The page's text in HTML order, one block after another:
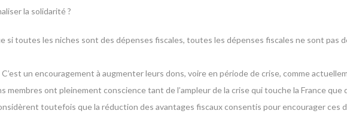
la solidarité ?
si toutes les niches sont des dépenses fiscales, toutes les dépenses fiscales ne sont pas
C’est un encouragement à augmenter leurs dons, voire en période de crise, comme
membres ont pleinement conscience tant de l’ampleur de la crise qui touche la France que
toutefois que la réduction des avantages fiscaux consentis pour encourager ces